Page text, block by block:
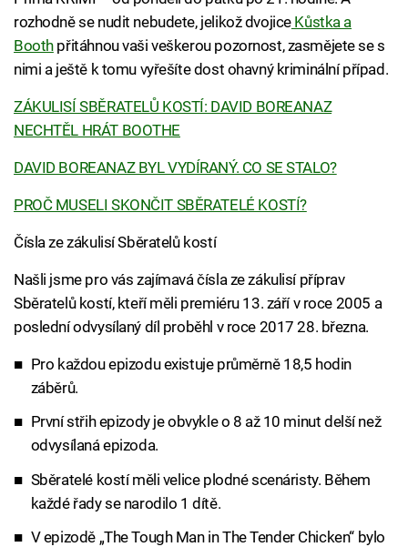
rozhodně se nudit nebudete, jelikož dvojiceKůstka a
Boothpřitáhnou vaši veškerou pozornost, zasmějete se s
nimi a ještě k tomu vyřešíte dost ohavný kriminální případ.
ZÁKULISÍ SBĚRATELŮ KOSTÍ: DAVID BOREANAZ
NECHTĚL HRÁT BOOTHE
DAVID BOREANAZ BYL VYDÍRANÝ. CO SE STALO?
PROČ MUSELI SKONČIT SBĚRATELÉ KOSTÍ?
Čísla ze zákulisí Sběratelů kostí
Našli jsme pro vás zajímavá čísla ze zákulisí příprav
Sběratelů kostí, kteří měli premiéru 13. září v roce 2005 a
poslední odvysílaný díl proběhl v roce 2017 28. března.
Pro každou epizodu existuje průměrně 18,5 hodin
záběrů.
První střih epizody je obvykle o 8 až 10 minut delší než
odvysílaná epizoda.
Sběratelé kostí měli velice plodné scenáristy. Během
každé řady se narodilo 1 dítě.
V epizodě „The Tough Man in The Tender Chicken“ bylo